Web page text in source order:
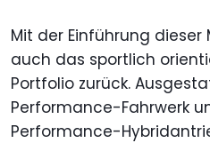
Mit der Einführung
auch das sportlich
Portfolio zurück.
Performance-Fahrwerk
Performance-